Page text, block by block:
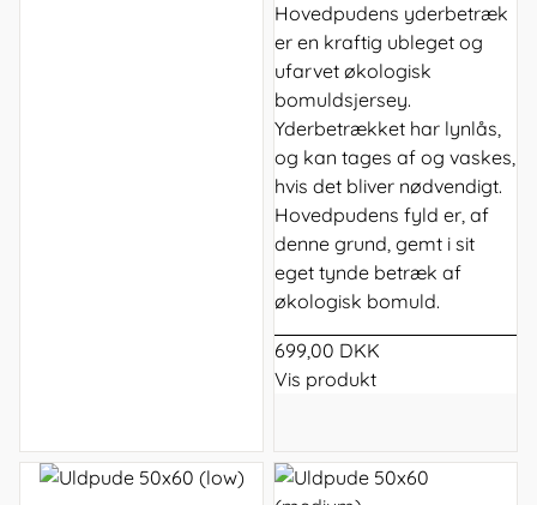
Hovedpudens yderbetræk
er en kraftig ubleget og
ufarvet økologisk
bomuldsjersey.
Yderbetrækket har lynlås,
og kan tages af og vaskes,
hvis det bliver nødvendigt.
Hovedpudens fyld er, af
denne grund, gemt i sit
eget tynde betræk af
økologisk bomuld.
699,00 DKK
Vis produkt